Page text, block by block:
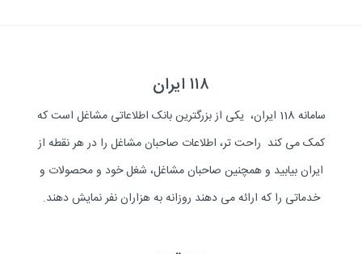
۱۱۸ ایران
سامانه 118 ایران، یکی از بزرگترین بانک اطلاعاتی مشاغل است که
کمک می کند راحت تر، اطلاعات صاحبان مشاغل را در هر نقطه از
ایران بیابید و همچنین صاحبان مشاغل، شغل خود و محصولات و
خدماتی را که ارائه می دهند روزانه به هزاران نفر نمایش دهند.